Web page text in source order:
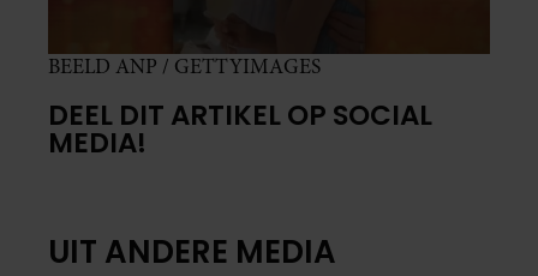
BEELD ANP / GETTYIMAGES
DEEL DIT ARTIKEL OP SOCIAL
MEDIA!
UIT ANDERE MEDIA